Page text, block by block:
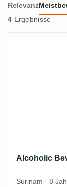
Relevanz
4 Ergebnisse
Alcoholic
Alcoholic
Surinam · 8